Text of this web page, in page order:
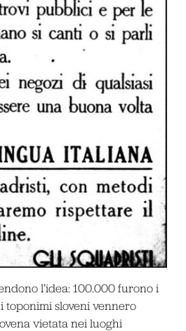
l’idea: 100.000 furono i
toponimi sloveni vennero
vietata nei luoghi